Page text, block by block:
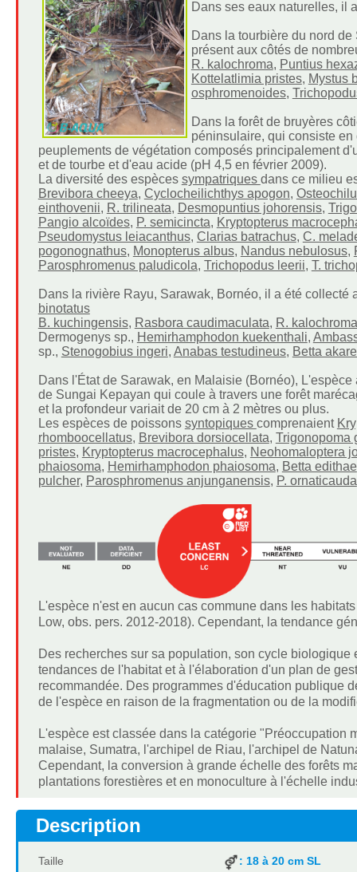
Dans ses eaux naturelles, il
Dans la tourbière du nord
présent aux côtés de
R. kalochroma, Puntius
Kottelatlimia pristes, Mystus
osphromenoides,
Dans la forêt de bruyères
péninsulaire, qui consiste
peuplements de végétation composés principalement
et de tourbe et d'eau acide (pH 4,5 en février 2009).
La diversité des espèces sympatriques dans ce milieu
Brevibora cheeya, Cyclocheilichthys apogon,
einthovenii, R. trilineata, Desmopuntius johorensis,
Pangio alcoïdes, P. semicincta, Kryptopterus
Pseudomystus leiacanthus, Clarias batrachus, C.
pogonognathus, Monopterus albus, Nandus nebulosus,
Parosphromenus paludicola, Trichopodus leerii, T.
Dans la rivière Rayu, Sarawak, Bornéo, il a été collecté
binotatus
B. kuchingensis, Rasbora caudimaculata, R. kalochroma
Dermogenys sp., Hemirhamphodon kuekenthali,
sp., Stenogobius ingeri, Anabas testudineus, Betta
Dans l'État de Sarawak, en Malaisie (Bornéo),
de Sungai Kepayan qui coule à travers une forêt
et la profondeur variait de 20 cm à 2 mètres ou plus.
Les espèces de poissons syntopiques comprenaient
rhomboocellatus, Brevibora dorsiocellata, Trigonopoma
pristes, Kryptopterus macrocephalus, Neohomaloptera
phaiosoma, Hemirhamphodon phaiosoma, Betta edithae
pulcher, Parosphromenus anjunganensis, P. ornaticauda
L'espèce n'est en aucun cas commune dans les
Low, obs. pers. 2012-2018). Cependant, la tendance
Des recherches sur sa population, son cycle
tendances de l'habitat et à l'élaboration d'un plan de
recommandée. Des programmes d'éducation publique
de l'espèce en raison de la fragmentation ou de la
L'espèce est classée dans la catégorie
malaise, Sumatra, l'archipel de Riau, l'archipel de
Cependant, la conversion à grande échelle des forêts
plantations forestières et en monoculture à l'échelle
Description
Taille : 18 à 20 cm SL